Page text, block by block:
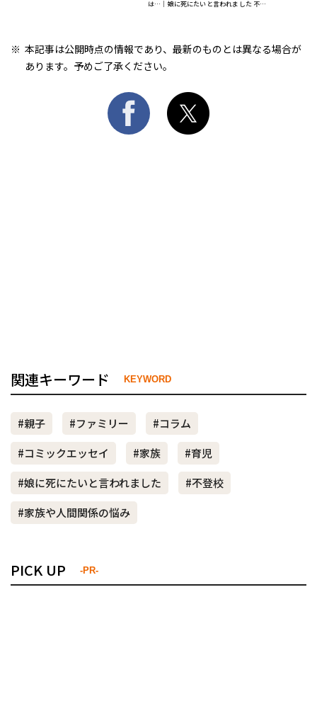
は…｜娘に死にたいと言われました 不登
本記事は公開時点の情報であり、最新のものとは異なる場合が
あります。予めご了承ください。
関連キーワード KEYWORD
#親子 #ファミリー
#コラム
#コミックエッセイ
#家族
#育児
#娘に死にたいと言われました
#不登校
#家族や人間関係の悩み
PICK UP -PR-